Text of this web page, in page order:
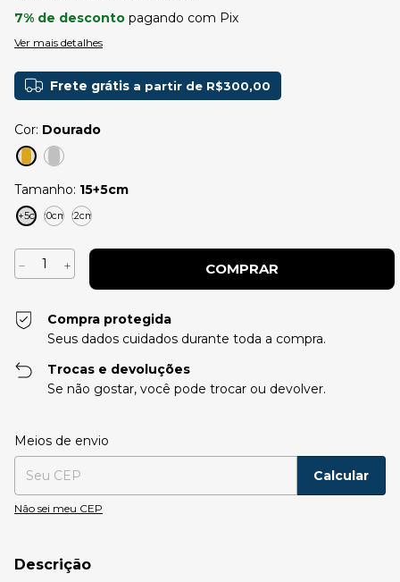
7% de desconto pagando com Pix
Ver mais detalhes
Frete grátis a partir de R$300,00
Cor: Dourado
Tamanho: 15+5cm
15+5cm20cm 22cm
Compra protegida
Seus dados cuidados durante toda a compra.
Trocas e devoluções
Se não gostar, você pode trocar ou devolver.
Entregas para o CEP:
Meios de envio
Calcular
Não sei meu CEP
Descrição